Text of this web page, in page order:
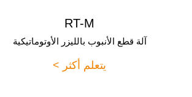
RT-M
آلة قطع الأنبوب بالليزر الأوتوماتيكية
يتعلم أكثر >